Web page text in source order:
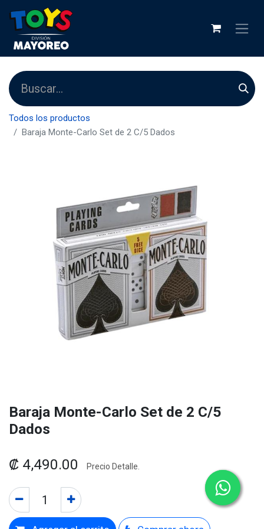
Todos los productos
Baraja Monte-Carlo Set de 2 C/5 Dados
Baraja Monte-Carlo Set de 2 C/5
Dados
₡ 4,490.00 Precio Detalle.